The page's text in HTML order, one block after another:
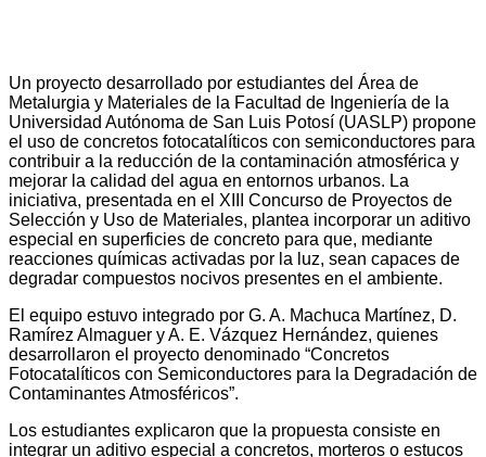
Un proyecto desarrollado por estudiantes del Área de
Metalurgia y Materiales de la Facultad de Ingeniería de la
Universidad Autónoma de San Luis Potosí (UASLP) propone
el uso de concretos fotocatalíticos con semiconductores para
contribuir a la reducción de la contaminación atmosférica y
mejorar la calidad del agua en entornos urbanos. La
iniciativa, presentada en el XIII Concurso de Proyectos de
Selección y Uso de Materiales, plantea incorporar un aditivo
especial en superficies de concreto para que, mediante
reacciones químicas activadas por la luz, sean capaces de
degradar compuestos nocivos presentes en el ambiente.
El equipo estuvo integrado por G. A. Machuca Martínez, D.
Ramírez Almaguer y A. E. Vázquez Hernández, quienes
desarrollaron el proyecto denominado “Concretos
Fotocatalíticos con Semiconductores para la Degradación de
Contaminantes Atmosféricos”.
Los estudiantes explicaron que la propuesta consiste en
integrar un aditivo especial a concretos, morteros o estucos